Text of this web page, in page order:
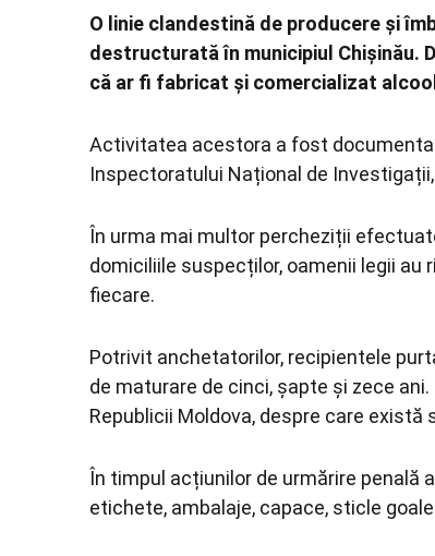
O linie clandestină de producere și
destructurată în municipiul Chișinău.
că ar fi fabricat și comercializat
Activitatea acestora a fost
Inspectoratului Național de
În urma mai multor percheziții
domiciliile suspecților, oamenii legii au
fiecare.
Potrivit anchetatorilor, recipientele
de maturare de cinci, șapte și zece
Republicii Moldova, despre care
În timpul acțiunilor de urmărire penală
etichete, ambalaje, capace, sticle